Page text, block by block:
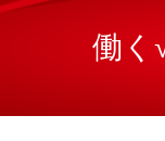
働く